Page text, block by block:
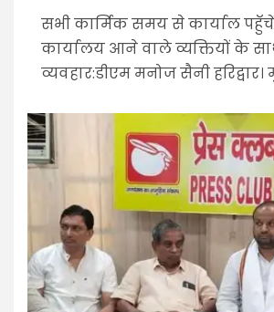
सभी कार्मिक समय से कार्याल
कार्यालय आने वाले व्यक्तियों के
व्यवहार:डीएम मनोज सैनी हरिद्वार।